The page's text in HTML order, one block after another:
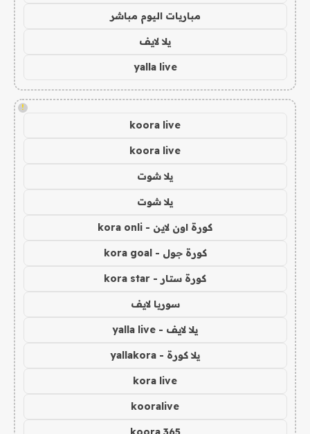
مباريات اليوم مباشر
يلا لايف
yalla live
!
koora live
koora live
يلا شوت
يلا شوت
كورة اون لاين - kora onli
كورة جول - kora goal
كورة ستار - kora star
سوريا لايف
يلا لايف - yalla live
يلا كورة - yallakora
kora live
kooralive